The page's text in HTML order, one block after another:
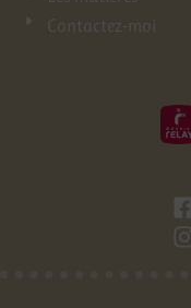
Contactez-moi